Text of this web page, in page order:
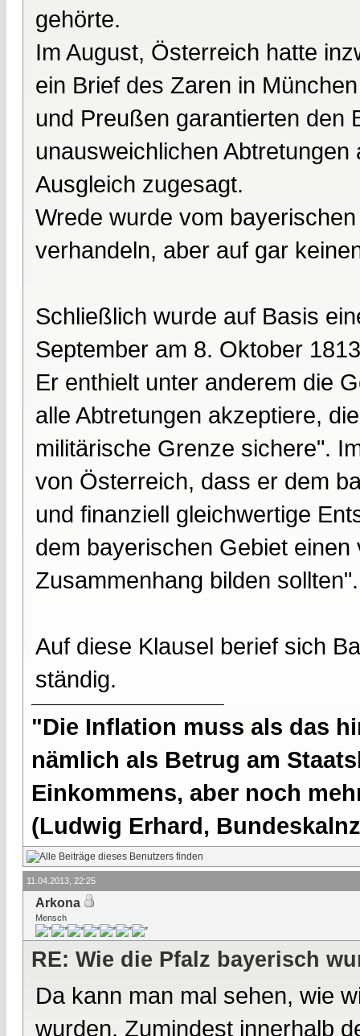
gehörte.
Im August, Österreich hatte
ein Brief des Zaren in
und Preußen garantierten den
unausweichlichen
Ausgleich zugesagt.
Wrede wurde vom
verhandeln, aber auf gar
Schließlich wurde auf Basis
September am 8. Oktober
Er enthielt unter anderem die
alle Abtretungen akzeptiere,
militärische Grenze sichere".
von Österreich, dass er dem
und finanziell gleichwertige
dem bayerischen Gebiet
Zusammenhang bilden sollten".
Auf diese Klausel berief sich
ständig.
"Die Inflation muss als das
nämlich als Betrug am
Einkommens, aber noch
(Ludwig Erhard,
11.04.2013, 22:25
Arkona
Mensch
RE: Wie die Pfalz bayerisch
Da kann man mal sehen, wie
wurden. Zumindest innerhalb